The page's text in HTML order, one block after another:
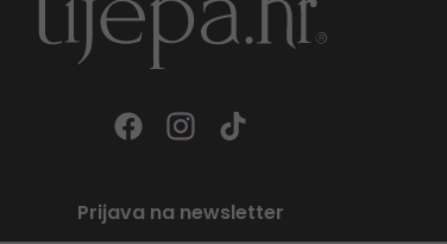
Prijava na newsletter